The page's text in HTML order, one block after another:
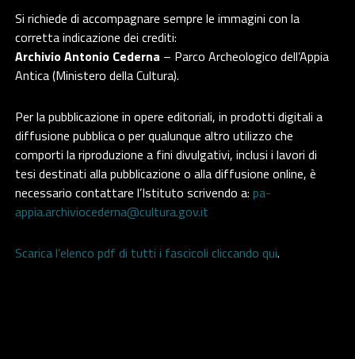
Si richiede di accompagnare sempre le immagini con la
corretta indicazione dei crediti:
Archivio Antonio Cederna – Parco Archeologico dell’Appia
Antica (Ministero della Cultura).
Per la pubblicazione in opere editoriali, in prodotti digitali a
diffusione pubblica o per qualunque altro utilizzo che
comporti la riproduzione a fini divulgativi, inclusi i lavori di
tesi destinati alla pubblicazione o alla diffusione online, è
necessario contattare l’Istituto scrivendo a: pa-
appia.archiviocederna@cultura.gov.it
Scarica l’elenco pdf di tutti i fascicoli cliccando qui.